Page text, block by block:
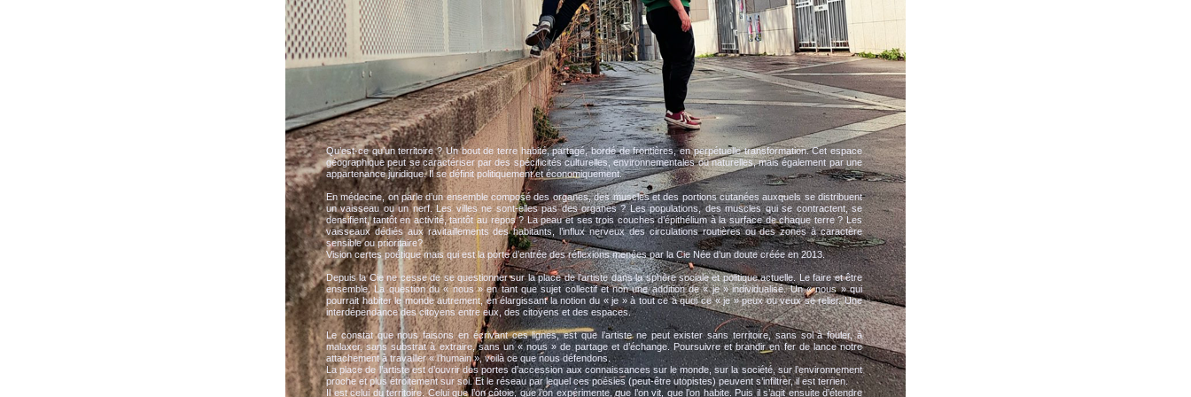
Qu’est-ce qu’un territoire ? Un bout de terre habité, partagé, bordé de frontières, en perpétuelle transformation. Cet espace
géographique peut se caractériser par des spécificités culturelles, environnementales ou naturelles, mais également par une
appartenance juridique. Il se définit politiquement et économiquement.
En médecine, on parle d’un ensemble composé des organes, des muscles et des portions cutanées auxquels se distribuent
un vaisseau ou un nerf. Les villes ne sont-elles pas des organes ? Les populations, des muscles qui se contractent, se
densifient, tantôt en activité, tantôt au repos ? La peau et ses trois couches d’épithélium à la surface de chaque terre ? Les
vaisseaux dédiés aux ravitaillements des habitants, l’influx nerveux des circulations routières ou des zones à caractère
sensible ou prioritaire?
Vision certes poétique mais qui est la porte d’entrée des réflexions menées par la Cie Née d’un doute créée en 2013.
Depuis la Cie ne cesse de se questionner sur la place de l’artiste dans la sphère sociale et politique actuelle. Le faire et être
ensemble. La question du « nous » en tant que sujet collectif et non une addition de « je » individualisé. Un « nous » qui
pourrait habiter le monde autrement, en élargissant la notion du « je » à tout ce à quoi ce « je » peux ou veux se relier. Une
interdépendance des citoyens entre eux, des citoyens et des espaces.
Le constat que nous faisons en écrivant ces lignes, est que l’artiste ne peut exister sans territoire, sans sol à fouler, à
malaxer, sans substrat à extraire, sans un « nous » de partage et d’échange. Poursuivre et brandir en fer de lance notre
attachement à travailler « l’humain », voilà ce que nous défendons.
La place de l’artiste est d’ouvrir des portes d’accession aux connaissances sur le monde, sur la société, sur l’environnement
proche et plus étroitement sur soi. Et le réseau par lequel ces poésies (peut-être utopistes) peuvent s’infiltrer, il est terrien.
Il est celui du territoire. Celui que l’on côtoie, que l’on expérimente, que l’on vit, que l’on habite. Puis il s’agit ensuite d’étendre